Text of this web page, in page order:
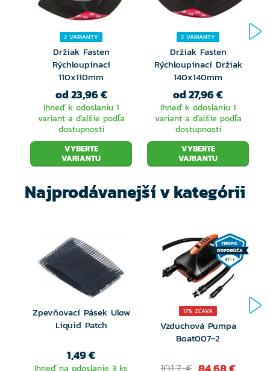
2 VARIANTY
Držiak Fasten
Rýchloupínací
110x110mm
od 23,96 €
Ihneď k odoslaniu 1
variant a ďalšie podľa
dostupnosti
VYBERTE
VARIANTU
2 VARIANTY
Držiak Fasten
Rýchloupínací Držiak
140x140mm
od 27,96 €
Ihneď k odoslaniu 1
variant a ďalšie podľa
dostupnosti
VYBERTE
VARIANTU
Najprodávanejší v kategórii
Zpevňovací Pásek Ulow
Liquid Patch
1,49 €
Ihneď na odoslanie 3 ks
17% ZĽAVA
Vzduchová Pumpa
Boat007-2